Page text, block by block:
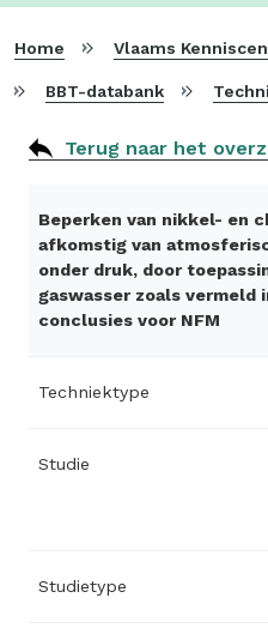
Home Vlaams Kenniscentrum voor Beste
BBT-databank
Terug naar het
Beperken van nikkel- en
afkomstig van
onder druk, door
gaswasser zoals vermeld
conclusies voor NFM
Techniektype
Studie
Studietype